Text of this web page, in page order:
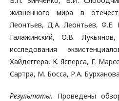
жизненного мира в
Леонтьев, Д.А. Леонтьев, Ф.Е.
Галажинский, О.В.
исследования
Хайдеггера, К. Ясперса, Г.
Сартра, М. Босса, Р.А.
Результаты. Проведены